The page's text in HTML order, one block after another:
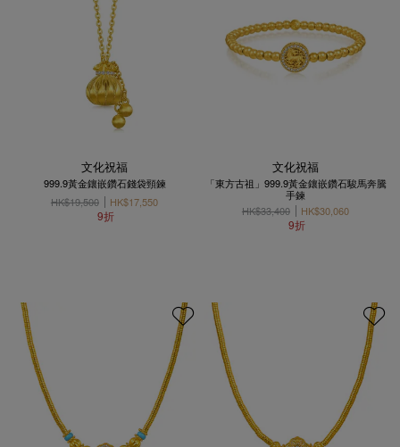
文化祝福
999.9黃金鑲嵌鑽石錢袋頸鍊
HK$19,500
HK$17,550
9折
文化祝福
「東方古祖」999.9黃金鑲嵌鑽石駿馬奔騰
手鍊
HK$33,400
HK$30,060
9折